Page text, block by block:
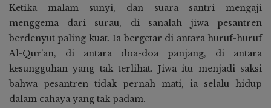
Ketika malam sunyi, dan suara santri mengaji
menggema dari surau, di sanalah jiwa pesantren
berdenyut paling kuat. Ia bergetar di antara huruf-huruf
Al-Qur’an, di antara doa-doa panjang, di antara
kesungguhan yang tak terlihat. Jiwa itu menjadi saksi
bahwa pesantren tidak pernah mati, ia selalu hidup
dalam cahaya yang tak padam.